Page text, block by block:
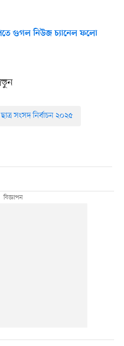
গুগল নিউজ চ্যানেল ফলো
ছাত্র সংসদ নির্বাচন ২০২৫